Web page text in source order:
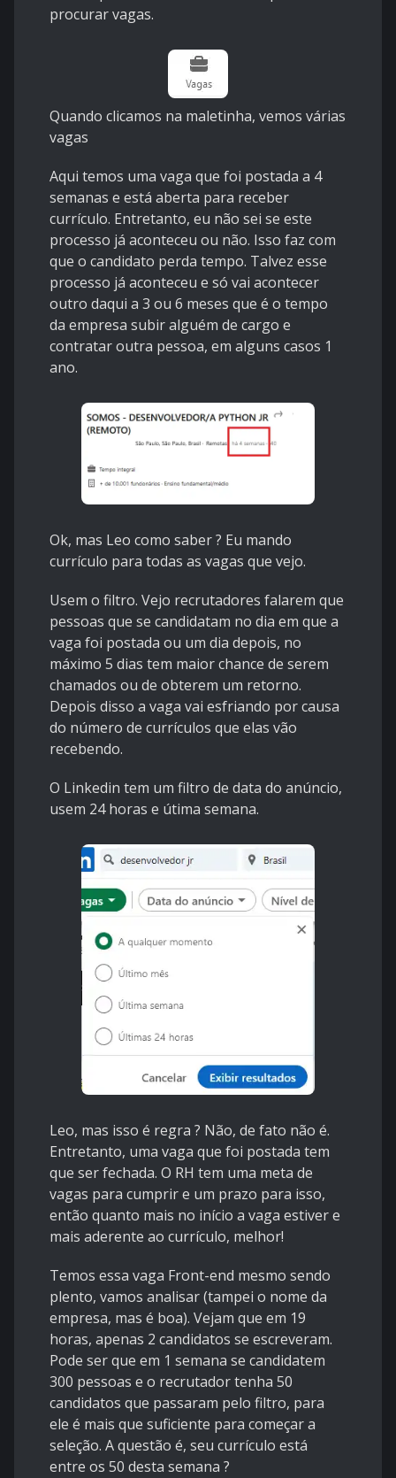
procurar vagas.
Quando clicamos na maletinha, vemos várias
vagas
Aqui temos uma vaga que foi postada a 4
semanas e está aberta para receber
currículo. Entretanto, eu não sei se este
processo já aconteceu ou não. Isso faz com
que o candidato perda tempo. Talvez esse
processo já aconteceu e só vai acontecer
outro daqui a 3 ou 6 meses que é o tempo
da empresa subir alguém de cargo e
contratar outra pessoa, em alguns casos 1
ano.
Ok, mas Leo como saber ? Eu mando
currículo para todas as vagas que vejo.
Usem o filtro. Vejo recrutadores falarem que
pessoas que se candidatam no dia em que a
vaga foi postada ou um dia depois, no
máximo 5 dias tem maior chance de serem
chamados ou de obterem um retorno.
Depois disso a vaga vai esfriando por causa
do número de currículos que elas vão
recebendo.
O Linkedin tem um filtro de data do anúncio,
usem 24 horas e útima semana.
Leo, mas isso é regra ? Não, de fato não é.
Entretanto, uma vaga que foi postada tem
que ser fechada. O RH tem uma meta de
vagas para cumprir e um prazo para isso,
então quanto mais no início a vaga estiver e
mais aderente ao currículo, melhor!
Temos essa vaga Front-end mesmo sendo
plento, vamos analisar (tampei o nome da
empresa, mas é boa). Vejam que em 19
horas, apenas 2 candidatos se escreveram.
Pode ser que em 1 semana se candidatem
300 pessoas e o recrutador tenha 50
candidatos que passaram pelo filtro, para
ele é mais que suficiente para começar a
seleção. A questão é, seu currículo está
entre os 50 desta semana ?